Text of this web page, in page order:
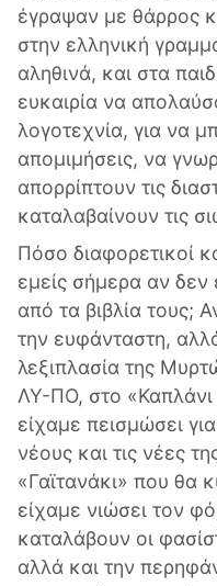
έγραψαν με θάρρος
στην ελληνική
αληθινά, και στα
ευκαιρία να
λογοτεχνία, για να
απομιμήσεις, να
απορρίπτουν τις
καταλαβαίνουν τις
Πόσο διαφορετικοί
εμείς σήμερα αν δεν
από τα βιβλία τους;
την ευφάνταστη,
λεξιπλασία της
ΛΥ-ΠΟ, στο «Καπλάνι
είχαμε πεισμώσει
νέους και τις νέες
«Γαϊτανάκι» που θα
είχαμε νιώσει τον
καταλάβουν οι
αλλά και την